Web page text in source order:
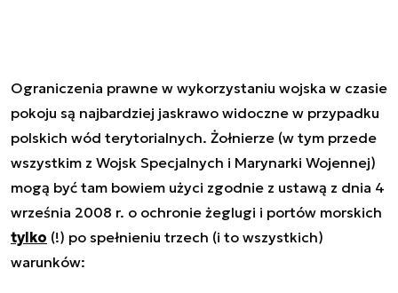
Ograniczenia prawne w wykorzystaniu wojska w czasie
pokoju są najbardziej jaskrawo widoczne w przypadku
polskich wód terytorialnych. Żołnierze (w tym przede
wszystkim z Wojsk Specjalnych i Marynarki Wojennej)
mogą być tam bowiem użyci zgodnie z ustawą z dnia 4
września 2008 r. o ochronie żeglugi i portów morskich
tylko (!) po spełnieniu trzech (i to wszystkich)
warunków: